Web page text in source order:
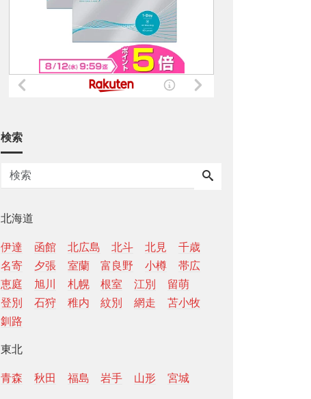
検索
北海道
伊達 函館 北広島 北斗 北見
千歳
名寄
夕張 室蘭 富良野 小樽
帯広
恵庭
旭川 札幌 根室 江別
留萌
登別
石狩 稚内 紋別 網走
苫小牧
釧路
東北
青森 秋田 福島 岩手 山形 宮城